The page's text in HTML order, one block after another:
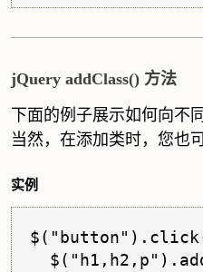
jQuery addClass() 方法
下面的例子展示如何向不
当然，在添加类时，您也
实例